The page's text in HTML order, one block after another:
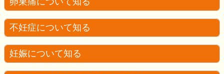
不妊症について知る
妊娠について知る